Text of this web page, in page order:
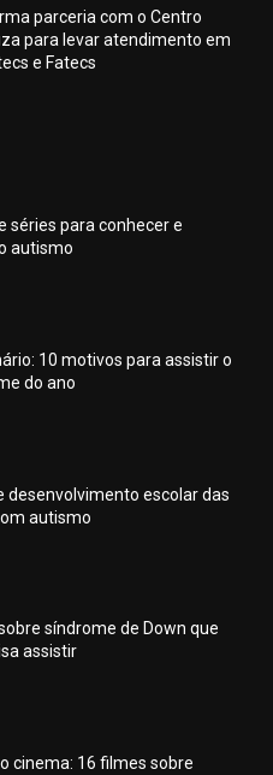
parceria com o Centro
para levar atendimento em
e Fatecs
séries para conhecer e
autismo
10 motivos para assistir o
do ano
desenvolvimento escolar das
autismo
síndrome de Down que
assistir
cinema: 16 filmes sobre